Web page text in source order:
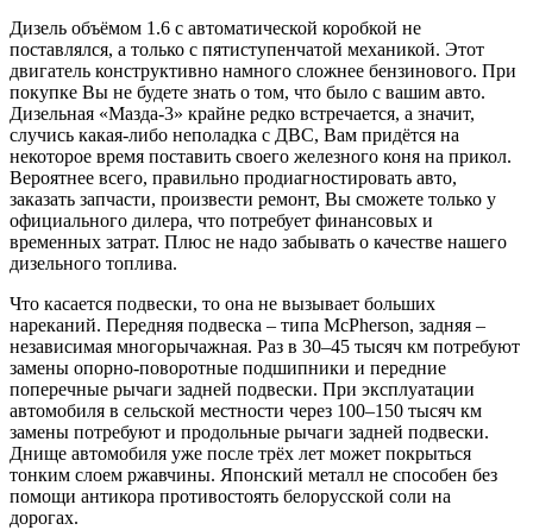
Дизель объёмом 1.6 с автоматической коробкой не
поставлялся, а только с пятиступенчатой механикой. Этот
двигатель конструктивно намного сложнее бензинового. При
покупке Вы не будете знать о том, что было с вашим авто.
Дизельная «Мазда-3» крайне редко встречается, а значит,
случись какая-либо неполадка с ДВС, Вам придётся на
некоторое время поставить своего железного коня на прикол.
Вероятнее всего, правильно продиагностировать авто,
заказать запчасти, произвести ремонт, Вы сможете только у
официального дилера, что потребует финансовых и
временных затрат. Плюс не надо забывать о качестве нашего
дизельного топлива.
Что касается подвески, то она не вызывает больших
нареканий. Передняя подвеска – типа McPherson, задняя –
независимая многорычажная. Раз в 30–45 тысяч км потребуют
замены опорно-поворотные подшипники и передние
поперечные рычаги задней подвески. При эксплуатации
автомобиля в сельской местности через 100–150 тысяч км
замены потребуют и продольные рычаги задней подвески.
Днище автомобиля уже после трёх лет может покрыться
тонким слоем ржавчины. Японский металл не способен без
помощи антикора противостоять белорусской соли на
дорогах.